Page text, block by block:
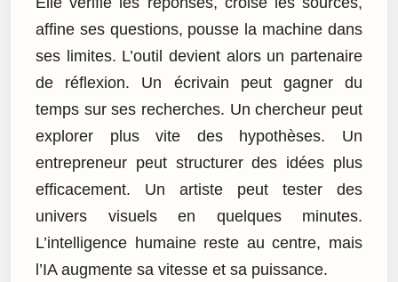
affine ses questions, pousse la machine dans
ses limites. L’outil devient alors un partenaire
de réflexion. Un écrivain peut gagner du
temps sur ses recherches. Un chercheur peut
explorer plus vite des hypothèses. Un
entrepreneur peut structurer des idées plus
efficacement. Un artiste peut tester des
univers visuels en quelques minutes.
L’intelligence humaine reste au centre, mais
l’IA augmente sa vitesse et sa puissance.